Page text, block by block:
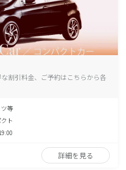
割引料金、ご予約はこちらから各
等
ト
詳細を見る